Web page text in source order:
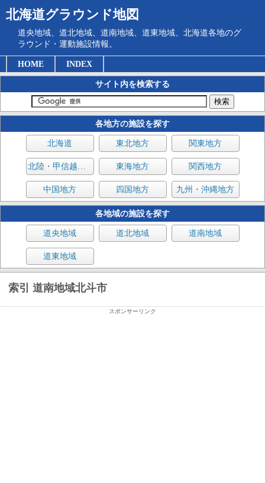
北海道グラウンド地図
道央地域、道北地域、道南地域、道東地域、北海道各地のグ
ラウンド・運動施設情報。
HOME INDEX
サイト内を検索する
各地方の施設を探す
北海道 東北地方 関東地方
北陸・甲信越地方 東海地方 関西地方
中国地方 四国地方 九州・沖縄地方
各地域の施設を探す
道央地域 道北地域 道南地域
道東地域
索引 道南地域北斗市
スポンサーリンク